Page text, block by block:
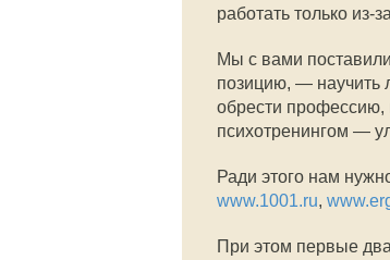
работать только
Мы с вами
позицию, — научить
обрести профессию,
психотренингом —
Ради этого нам
www.1001.ru,
При этом первые